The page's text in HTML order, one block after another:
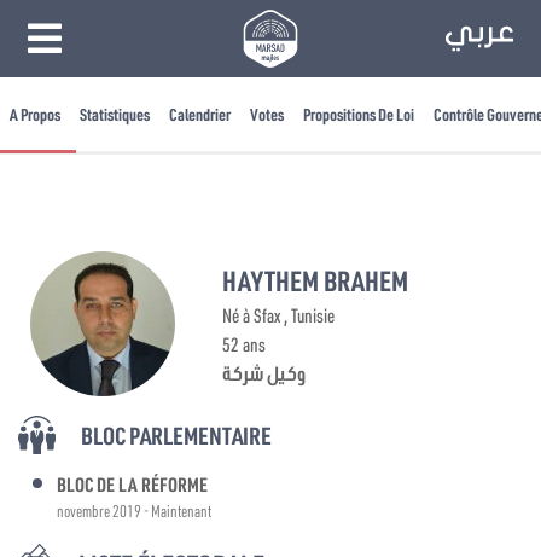
A Propos Statistiques Calendrier Votes Propositions De Loi Contrôle
HAYTHEM BRAHEM
Né à Sfax , Tunisie
52 ans
وكيل شركة
BLOC PARLEMENTAIRE
BLOC DE LA RÉFORME
novembre 2019 - Maintenant